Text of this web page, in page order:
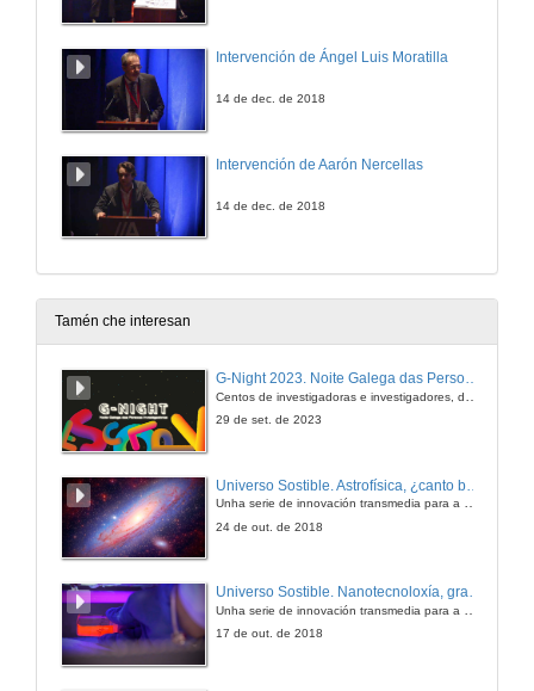
Intervención de Ángel Luis Moratilla
14 de dec. de 2018
Intervención de Aarón Nercellas
14 de dec. de 2018
Tamén che interesan
G-Night 2023. Noite Galega das Persoas Investigadoras. Conciencias creativas
29 de set. de 2023
Unha serie de innovación transmedia para a divulgación da ciencia producida pola Crue e emitida pola 2 de TVE
24 de out. de 2018
Universo Sostible. Nanotecnoloxía, gran solución
17 de out. de 2018